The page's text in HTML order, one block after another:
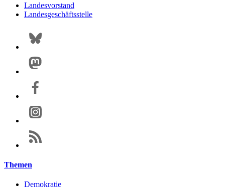
Landesvorstand
Landesgeschäftsstelle
Themen
Demokratie